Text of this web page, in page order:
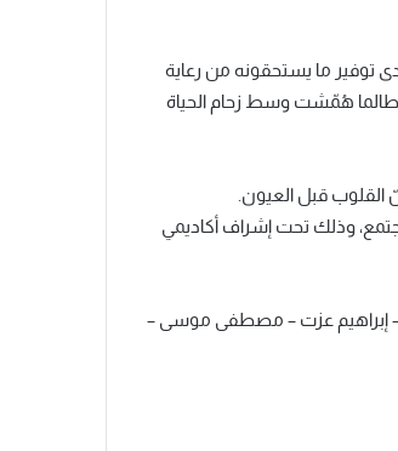
توفير ما يستحقونه من رعاية
طالما هُمّشت وسط زحام الحياة
القلوب قبل العيون.
وذلك تحت إشراف أكاديمي
إبراهيم عزت – مصطفى موسى –